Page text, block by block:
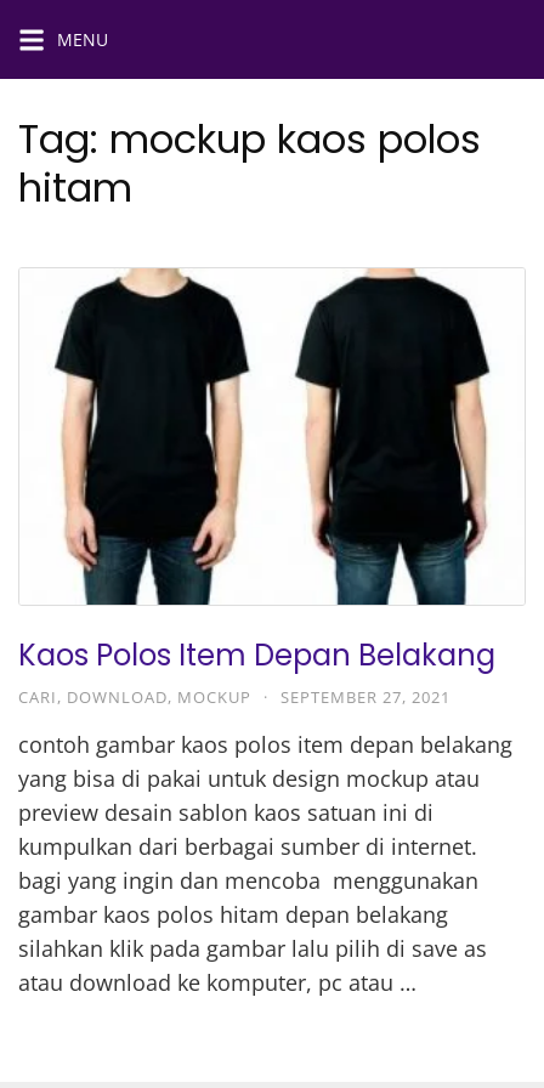
MENU
Tag: mockup kaos polos
hitam
Kaos Polos Item Depan Belakang
CARI, DOWNLOAD, MOCKUP · SEPTEMBER 27, 2021
contoh gambar kaos polos item depan belakang
yang bisa di pakai untuk design mockup atau
preview desain sablon kaos satuan ini di
kumpulkan dari berbagai sumber di internet.
bagi yang ingin dan mencoba menggunakan
gambar kaos polos hitam depan belakang
silahkan klik pada gambar lalu pilih di save as
atau download ke komputer, pc atau …